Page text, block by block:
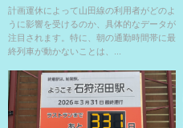
生??
計画運休によって山田線の利用者がどのよ
うに影響を受けるのか、具体的なデータが
注目されます。特に、朝の通勤時間帯に最
終列車が動かないことは、...